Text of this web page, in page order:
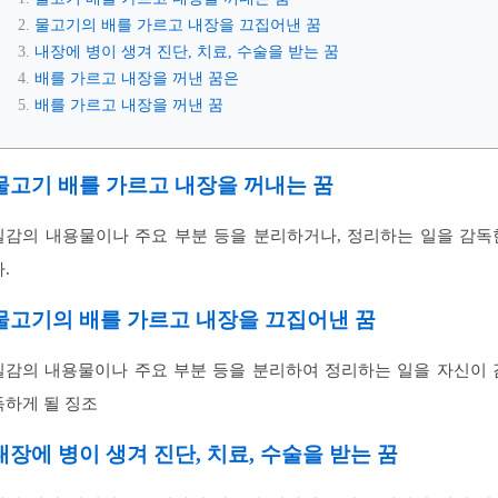
물고기의 배를 가르고 내장을 끄집어낸 꿈
내장에 병이 생겨 진단, 치료, 수술을 받는 꿈
배를 가르고 내장을 꺼낸 꿈은
배를 가르고 내장을 꺼낸 꿈
고기 배를 가르고 내장을 꺼내는 꿈
감의 내용물이나 주요 부분 등을 분리하거나, 정리하는 일을 감독
.
고기의 배를 가르고 내장을 끄집어낸 꿈
감의 내용물이나 주요 부분 등을 분리하여 정리하는 일을 자신이
하게 될 징조
장에 병이 생겨 진단, 치료, 수술을 받는 꿈